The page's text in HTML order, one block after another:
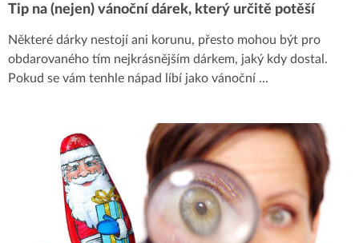
Tip na (nejen) vánoční dárek, který určitě potěší
Některé dárky nestojí ani korunu, přesto mohou být pro
obdarovaného tím nejkrásnějším dárkem, jaký kdy dostal.
Pokud se vám tenhle nápad líbí jako vánoční ...